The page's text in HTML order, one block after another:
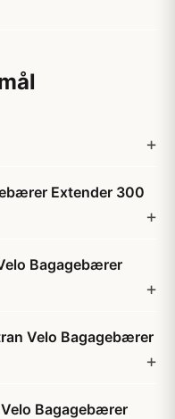
Extender 300
Bagagebærer
Velo Bagagebærer
Bagagebærer